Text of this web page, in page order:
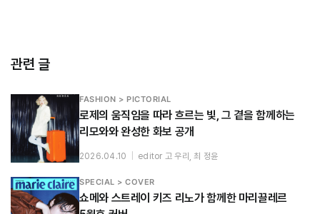
관련 글
FASHION > PICTORIAL
로제의 움직임을 따라 흐르는 빛, 그 곁을 함께하는
리모와와 완성한 화보 공개
2026.04.10 editor 고 우리, 최 정윤
SPECIAL > COVER
쇼메와 스트레이 키즈 리노가 함께한 마리끌레르